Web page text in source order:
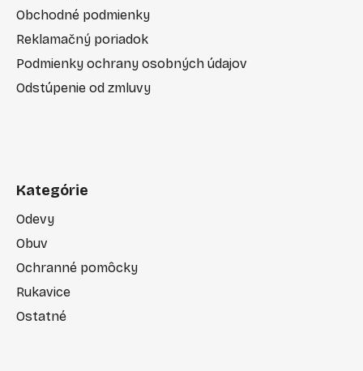
Obchodné podmienky
Reklamačný poriadok
Podmienky ochrany osobných údajov
Odstúpenie od zmluvy
Kategórie
Odevy
Obuv
Ochranné pomôcky
Rukavice
Ostatné